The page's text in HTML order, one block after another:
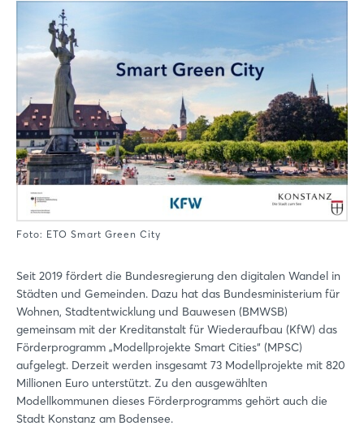
Foto: ETO Smart Green City
Seit 2019 fördert die Bundesregierung den digitalen Wandel in
Städten und Gemeinden. Dazu hat das Bundesministerium für
Wohnen, Stadtentwicklung und Bauwesen (BMWSB)
gemeinsam mit der Kreditanstalt für Wiederaufbau (KfW) das
Förderprogramm „Modellprojekte Smart Cities“ (MPSC)
aufgelegt. Derzeit werden insgesamt 73 Modellprojekte mit 820
Millionen Euro unterstützt. Zu den ausgewählten
Modellkommunen dieses Förderprogramms gehört auch die
Stadt Konstanz am Bodensee.